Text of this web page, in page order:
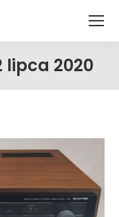
lipca 2020
tutaj: